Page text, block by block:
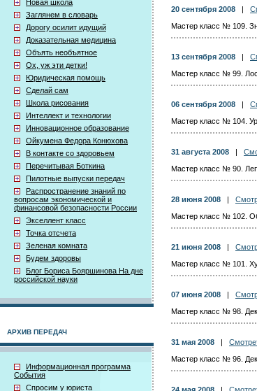
Новая школа
Заглянем в словарь
Дорогу осилит идущий
Доказательная медицина
Объять необъятное
Ох, уж эти детки!
Юридическая помощь
Сделай сам
Школа рисования
Интеллект и технологии
Инновационное образование
Ойкумена Федора Конюхова
В контакте со здоровьем
Перечитывая Боткина
Пилотные выпуски передач
Распространение знаний по
вопросам экономической и
финансовой безопасности России
Экселлент класс
Точка отсчета
Зеленая комната
Будем здоровы
Блог Бориса Бояршинова На дне
российской науки
АРХИВ ПЕРЕДАЧ
Информационная программа
События
Спросим у юриста
20 сентября 2008
Мастер класс № 109.
13 сентября 2008
Мастер класс № 99.
06 сентября 2008
Мастер класс № 104.
31 августа 2008
Мастер класс № 90.
28 июня 2008
Мастер класс № 102.
21 июня 2008
Мастер класс № 101.
07 июня 2008
Мастер класс № 98.
31 мая 2008
Мастер класс № 96.